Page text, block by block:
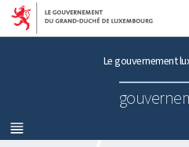
Aller au menu
Aller au
Le gouvernement
MENU
PRINCIPAL